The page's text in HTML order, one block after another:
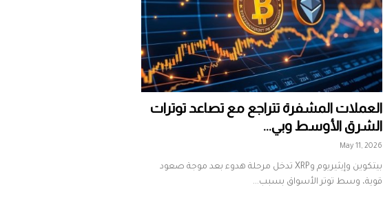
العملات المشفرة تتراجع مع تصاعد توترات
الشرق الأوسط وبي...
May 11, 2026
بيتكوين وإيثيريوم وXRP تدخل مرحلة هدوء بعد موجة صعود
قوية، وسط توتر الأسواق بسبب...